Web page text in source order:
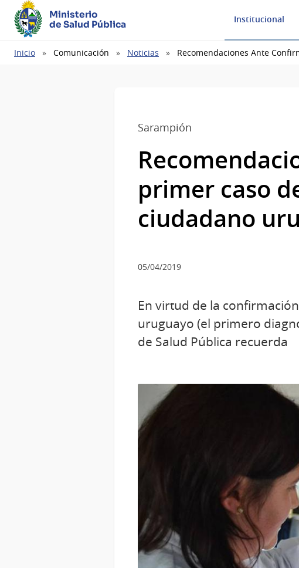
Ministerio
de Salud Pública
Institucional
Ruta
Inicio Comunicación Noticias Recomendaciones Ante
Sarampión
primer caso
ciudadano
05/04/2019
En virtud de la
uruguayo (el primero
de Salud Pública recuerda